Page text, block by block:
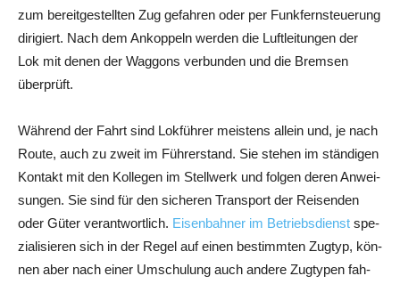
zum bereit­ge­stell­ten Zug gefah­ren oder per Funk­fern­steue­rung
diri­giert. Nach dem Ankop­peln wer­den die Luft­lei­tun­gen der
Lok mit denen der Wag­gons ver­bun­den und die Brem­sen
überprüft.
Wäh­rend der Fahrt sind Lok­füh­rer meis­tens allein und, je nach
Rou­te, auch zu zweit im Füh­rer­stand. Sie ste­hen im stän­di­gen
Kon­takt mit den Kol­le­gen im Stell­werk und fol­gen deren Anwei­
sun­gen. Sie sind für den siche­ren Trans­port der Rei­sen­den
oder Güter ver­ant­wort­lich. Eisen­bah­ner im Betriebs­dienst spe­
zia­li­sie­ren sich in der Regel auf einen bestimm­ten Zug­typ, kön­
nen aber nach einer Umschu­lung auch ande­re Zug­ty­pen fah­